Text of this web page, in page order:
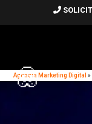
Agencia Marketing Digital »